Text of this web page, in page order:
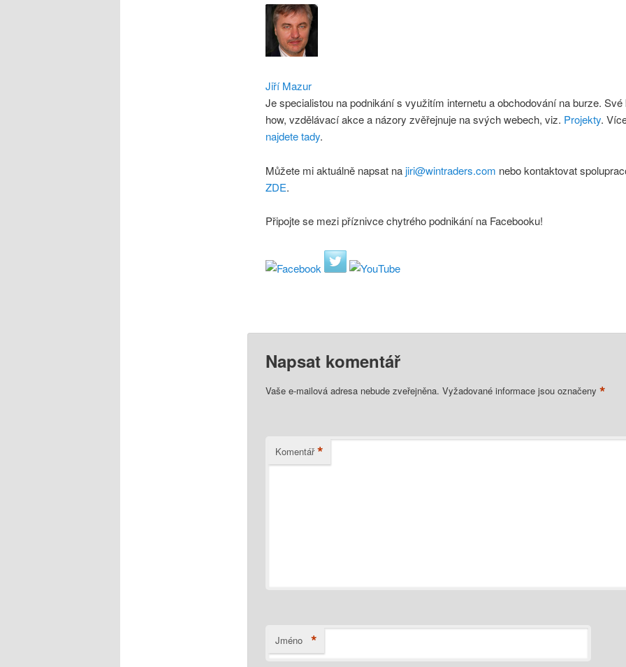
Jiří Mazur
Je specialistou na podnikání s využitím internetu a obchodování na burze. Své
how, vzdělávací akce a názory zvěřejnuje na svých webech, viz. Projekty.
najdete tady.
Můžete mi aktuálně napsat najiri@wintraders.com nebo kontaktovat
ZDE.
Připojte se mezi příznivce chytrého podnikání na Facebooku!
Napsat komentář
Vaše e-mailová adresa nebude zveřejněna. Vyžadované informace jsou označeny *
Komentář *
Jméno *